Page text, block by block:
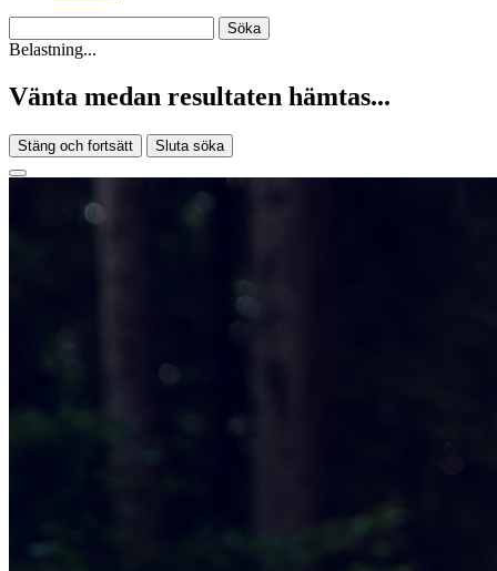
Belastning...
Vänta medan resultaten hämtas...
Stäng och fortsätt Sluta söka